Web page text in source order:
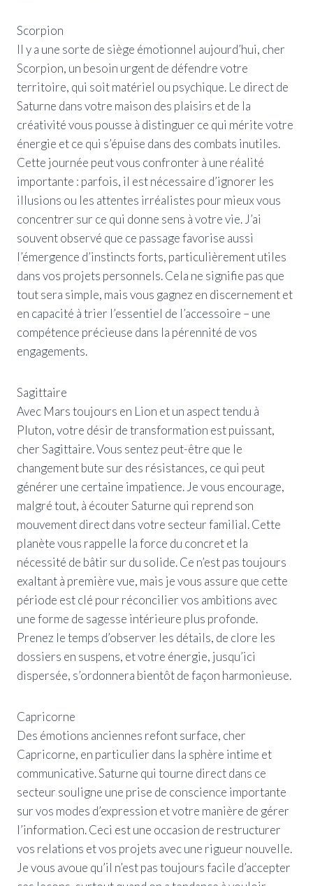
Scorpion
Il y a une sorte de siège émotionnel aujourd’hui, cher
Scorpion, un besoin urgent de défendre votre
territoire, qui soit matériel ou psychique. Le direct de
Saturne dans votre maison des plaisirs et de la
créativité vous pousse à distinguer ce qui mérite votre
énergie et ce qui s’épuise dans des combats inutiles.
Cette journée peut vous confronter à une réalité
importante : parfois, il est nécessaire d’ignorer les
illusions ou les attentes irréalistes pour mieux vous
concentrer sur ce qui donne sens à votre vie. J’ai
souvent observé que ce passage favorise aussi
l’émergence d’instincts forts, particulièrement utiles
dans vos projets personnels. Cela ne signifie pas que
tout sera simple, mais vous gagnez en discernement et
en capacité à trier l’essentiel de l’accessoire – une
compétence précieuse dans la pérennité de vos
engagements.
Sagittaire
Avec Mars toujours en Lion et un aspect tendu à
Pluton, votre désir de transformation est puissant,
cher Sagittaire. Vous sentez peut-être que le
changement bute sur des résistances, ce qui peut
générer une certaine impatience. Je vous encourage,
malgré tout, à écouter Saturne qui reprend son
mouvement direct dans votre secteur familial. Cette
planète vous rappelle la force du concret et la
nécessité de bâtir sur du solide. Ce n’est pas toujours
exaltant à première vue, mais je vous assure que cette
période est clé pour réconcilier vos ambitions avec
une forme de sagesse intérieure plus profonde.
Prenez le temps d’observer les détails, de clore les
dossiers en suspens, et votre énergie, jusqu’ici
dispersée, s’ordonnera bientôt de façon harmonieuse.
Capricorne
Des émotions anciennes refont surface, cher
Capricorne, en particulier dans la sphère intime et
communicative. Saturne qui tourne direct dans ce
secteur souligne une prise de conscience importante
sur vos modes d’expression et votre manière de gérer
l’information. Ceci est une occasion de restructurer
vos relations et vos projets avec une rigueur nouvelle.
Je vous avoue qu’il n’est pas toujours facile d’accepter